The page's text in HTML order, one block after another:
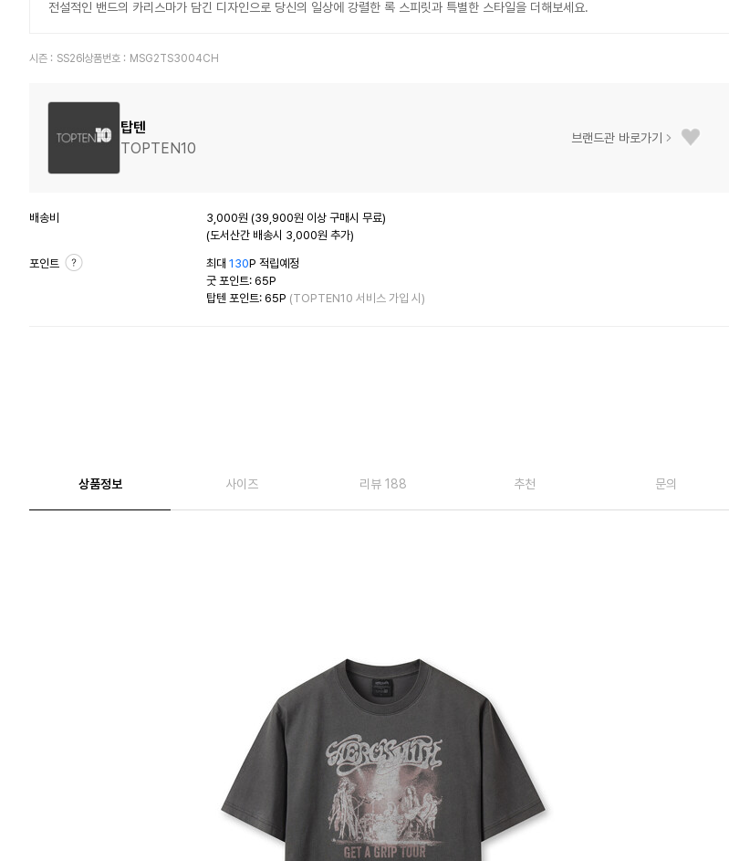
전설적인 밴드의 카리스마가 담긴 디자인으로 당신의 일상에 강렬한 록 스피릿과 특별한 스타일을 더해보세요.
시즌 : SS26 상품번호 : MSG2TS3004CH
탑텐
TOPTEN10
브랜드관 바로가기
배송비
3,000원 (39,900원 이상 구매시 무료)
(도서산간 배송시 3,000원 추가)
포인트 최대 130P 적립예정
굿 포인트: 65P
탑텐 포인트: 65P (TOPTEN10 서비스 가입 시)
상품정보 사이즈 리뷰 188 추천 문의